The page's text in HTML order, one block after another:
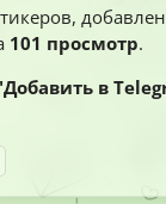
101 просмотр.
в